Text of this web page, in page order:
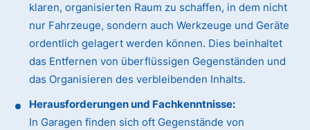
klaren, organisierten Raum zu schaffen, in dem nicht
nur Fahrzeuge, sondern auch Werkzeuge und Geräte
ordentlich gelagert werden können. Dies beinhaltet
das Entfernen von überflüssigen Gegenständen und
das Organisieren des verbleibenden Inhalts.
Herausforderungen und Fachkenntnisse:
In Garagen finden sich oft Gegenstände von